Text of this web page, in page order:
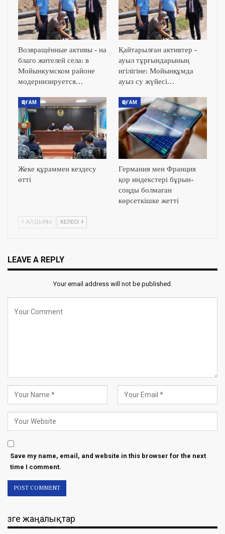
Возвращённые активы – на
благо жителей села: в
Мойынкумском районе
модернизируется…
Қайтарылған активтер –
ауыл тұрғындарының
игілігіне: Мойынқұмда
ауыз су жүйесі…
ҚОҒАМ
Жеке құраммен кездесу
өтті
ҚОҒАМ
Германия мен Франция
қор индекстері бұрын-
соңды болмаған
көрсеткішке жетті
АЛДЫҢҒЫ КЕЛЕСІ
LEAVE A REPLY
Your email address will not be published.
Save my name, email, and website in this browser for the next
time I comment.
Өзге жаңалықтар